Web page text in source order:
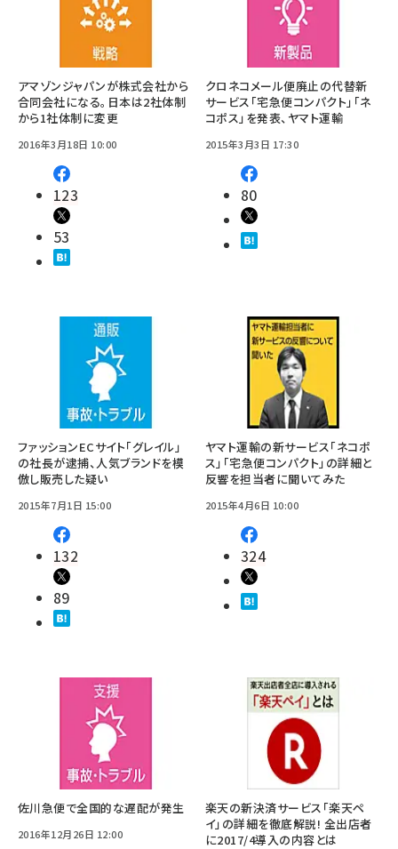
アマゾンジャパンが株式会社から
合同会社になる。日本は2社体制
から1社体制に変更
2016年3月18日 10:00
123
53
クロネコメール便廃止の代替新
サービス「宅急便コンパクト」「ネ
コポス」を発表、ヤマト運輸
2015年3月3日 17:30
80
ファッションECサイト「グレイル」
の社長が逮捕、人気ブランドを模
倣し販売した疑い
2015年7月1日 15:00
132
89
ヤマト運輸の新サービス「ネコポ
ス」「宅急便コンパクト」の詳細と
反響を担当者に聞いてみた
2015年4月6日 10:00
324
佐川急便で全国的な遅配が発生
2016年12月26日 12:00
楽天の新決済サービス「楽天ペ
イ」の詳細を徹底解説! 全出店者
に2017/4導入の内容とは